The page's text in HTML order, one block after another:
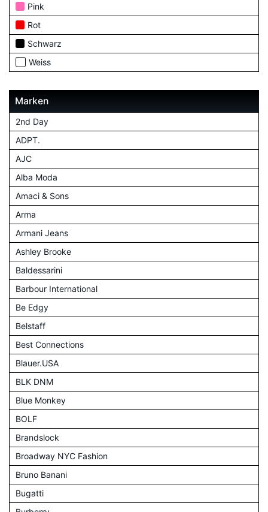
Pink
Rot
Schwarz
Weiss
Marken
2nd Day
ADPT.
AJC
Alba Moda
Amaci & Sons
Arma
Armani Jeans
Ashley Brooke
Baldessarini
Barbour International
Be Edgy
Belstaff
Best Connections
Blauer.USA
BLK DNM
Blue Monkey
BOLF
Brandslock
Broadway NYC Fashion
Bruno Banani
Bugatti